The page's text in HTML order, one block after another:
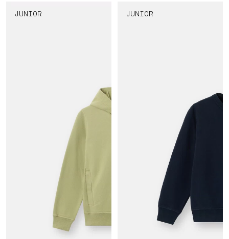
JUNIOR JUNIOR